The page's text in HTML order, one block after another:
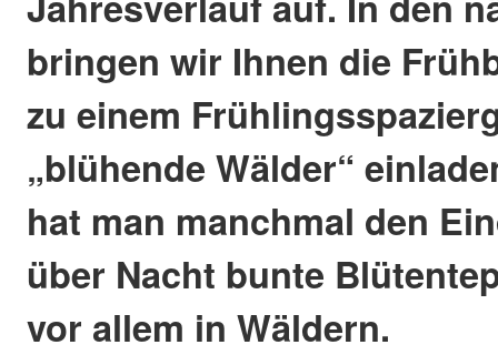
bringen wir Ihnen die
zu einem
„blühende Wälder“
hat man manchmal den
über Nacht bunte
vor allem in Wäldern.